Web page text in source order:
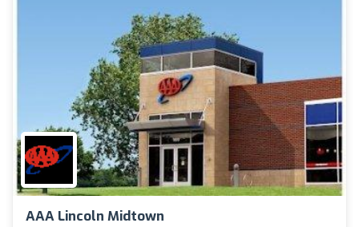
AAA Lincoln Midtown